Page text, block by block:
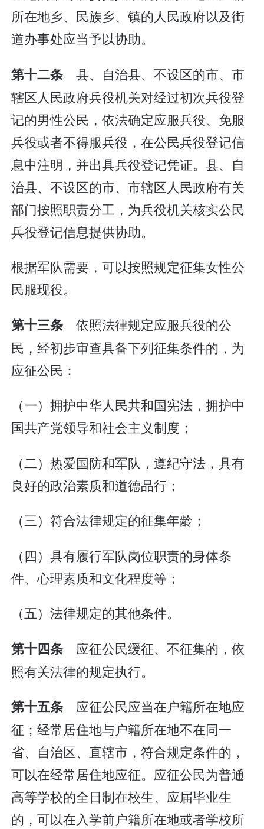
所在地乡、民族乡、镇的人民政府以及街
道办事处应当予以协助。
第十二条 县、自治县、不设区的市、市
辖区人民政府兵役机关对经过初次兵役登
记的男性公民，依法确定应服兵役、免服
兵役或者不得服兵役，在公民兵役登记信
息中注明，并出具兵役登记凭证。县、自
治县、不设区的市、市辖区人民政府有关
部门按照职责分工，为兵役机关核实公民
兵役登记信息提供协助。
根据军队需要，可以按照规定征集女性公
民服现役。
第十三条 依照法律规定应服兵役的公
民，经初步审查具备下列征集条件的，为
应征公民：
（一）拥护中华人民共和国宪法，拥护中
国共产党领导和社会主义制度；
（二）热爱国防和军队，遵纪守法，具有
良好的政治素质和道德品行；
（三）符合法律规定的征集年龄；
（四）具有履行军队岗位职责的身体条
件、心理素质和文化程度等；
（五）法律规定的其他条件。
第十四条 应征公民缓征、不征集的，依
照有关法律的规定执行。
第十五条 应征公民应当在户籍所在地应
征；经常居住地与户籍所在地不在同一
省、自治区、直辖市，符合规定条件的，
可以在经常居住地应征。应征公民为普通
高等学校的全日制在校生、应届毕业生
的，可以在入学前户籍所在地或者学校所